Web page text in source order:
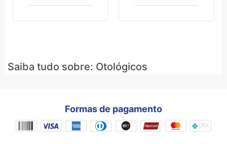
Saiba tudo sobre: Otológicos
Formas de pagamento